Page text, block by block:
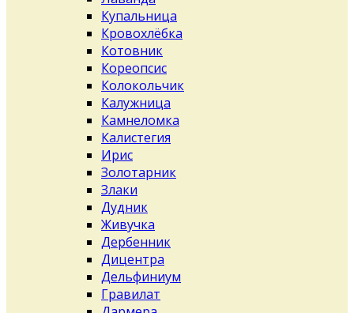
Купальница
Кровохлёбка
Котовник
Кореопсис
Колокольчик
Калужница
Камнеломка
Калистегия
Ирис
Золотарник
Злаки
Дудник
Живучка
Дербенник
Дицентра
Дельфиниум
Гравилат